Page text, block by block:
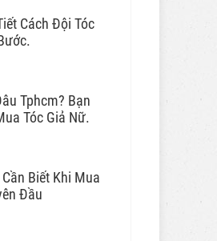
Cách Đội Tóc
Tphcm? Bạn
Tóc Giả Nữ.
Biết Khi Mua
Đầu